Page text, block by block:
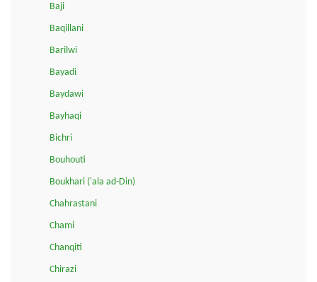
Baji
Baqillani
Barilwi
Bayadi
Baydawi
Bayhaqi
Bichri
Bouhouti
Boukhari ('ala ad-Din)
Chahrastani
Chami
Chanqiti
Chirazi